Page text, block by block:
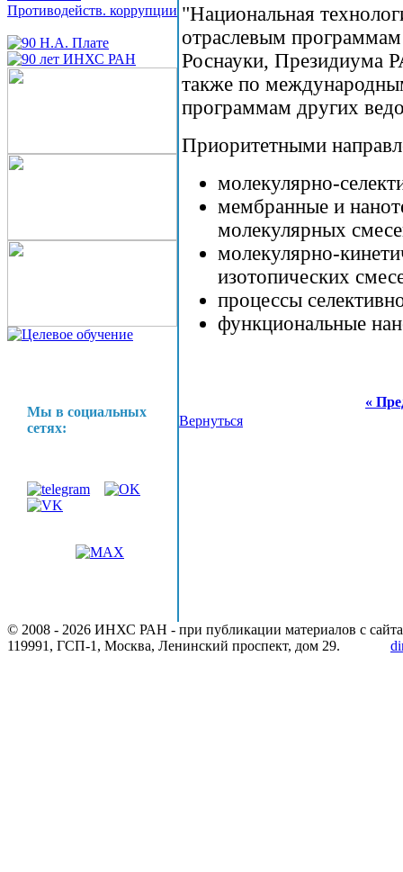
Противодейств. коррупции
Мы в социальных
сетях:
"Национальная
отраслевым
Роснауки, Президиума
также по
программам других
Приоритетными
молекулярно-
мембранные и
молекулярных
молекулярно-
изотопических
процессы
функциональные
«
Вернуться
© 2008 - 2026 ИНХС РАН - при публикации материалов с сайта
119991, ГСП-1, Москва, Ленинский проспект, дом 29.